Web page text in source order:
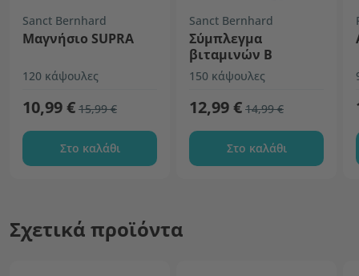
Sanct Bernhard
Μαγνήσιο SUPRA
120 κάψουλες
10,99 € 15,99 €
Στο καλάθι
Sanct Bernhard
Σύμπλεγμα
βιταμινών Β
150 κάψουλες
12,99 € 14,99 €
Στο καλάθι
Σχετικά προϊόντα